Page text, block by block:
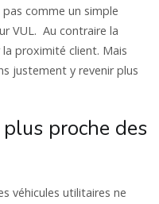
pas comme un simple
VUL. Au contraire la
proximité client. Mais
justement y revenir plus
proche des
véhicules utilitaires ne